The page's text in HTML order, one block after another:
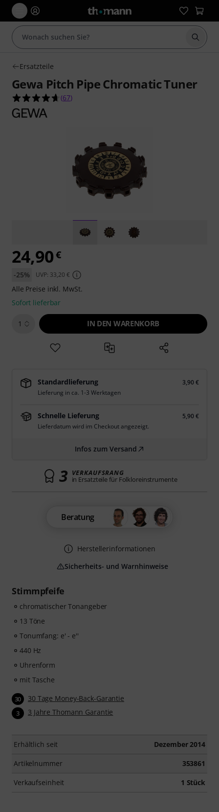
Suche
Ersatzteile
Gewa Pitch Pipe Chromatic Tuner
4.6 von 5 Sternen aus 67 Kundenbewertungen
(67)
Stimmpfeife
chromatischer Tonangeber
13 Töne
Tonumfang: e' - e''
440 Hz
Uhrenform
mit Tasche
30 30 Tage Money-Back-Garantie
3 3 Jahre Thomann Garantie
Erhältlich seit Dezember 2014
Artikelnummer 353861
Verkaufseinheit 1 Stück
24,90€
-25% UVP: 33,20 €
Alle Preise inkl. MwSt.
Sofort lieferbar
1 IN DEN WARENKORB
Standardlieferung
3,90 €
Lieferung in ca. 1-3 Werktagen
Schnelle Lieferung
5,90 €
Lieferdatum wird im Checkout angezeigt.
Infos zum Versand
3 VERKAUFSRANG
in Ersatzteile für Folkloreinstrumente
Beratung
Herstellerinformationen
Sicherheits- und Warnhinweise